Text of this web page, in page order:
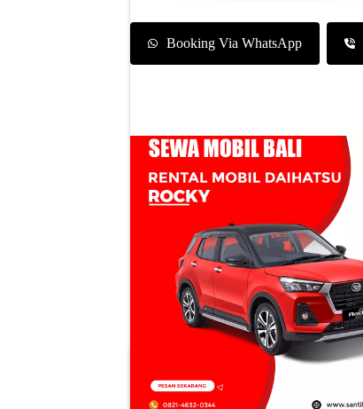
Booking Via WhatsApp